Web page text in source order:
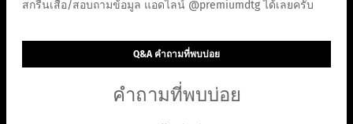
สกรีนเสื้อ/สอบถามข้อมูล แอดไลน์ @premiumdtg ได้เลยครับ
Q&A คำถามที่พบบ่อย
คำถามที่พบบ่อย